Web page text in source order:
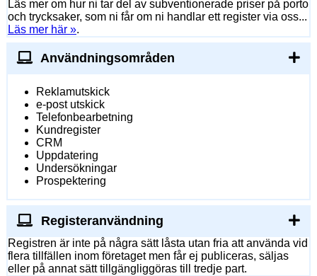
Läs mer om hur ni tar del av subventionerade priser på porto
och trycksaker, som ni får om ni handlar ett register via oss...
Läs mer här ».
Användningsområden
Reklamutskick
e-post utskick
Telefonbearbetning
Kundregister
CRM
Uppdatering
Undersökningar
Prospektering
Registeranvändning
Registren är inte på några sätt låsta utan fria att använda vid
flera tillfällen inom företaget men får ej publiceras, säljas
eller på annat sätt tillgängliggöras till tredje part.